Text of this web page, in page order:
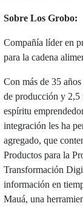
Sobre Los Grobo:
Compañía líder en
para la cadena
Con más de 35
de producción y 2,5
espíritu
integración les ha
agregado, que
Productos para la
Transformación
información en
Mauá, una